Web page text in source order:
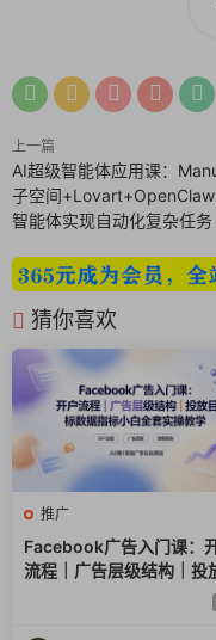
01、第一章：如何打造个
03、第三章：分析竞争
04、第四章：爆款IP起名
05、第五章：如何把简
07、第七章：借别人的
08、第八章：流量鼻祖
09、第九章：IP雏形：
10、第十章：“假动作”
11、第十一章：“新闻体”
上一篇
AI超级智能体应用课：
子空间+Lovart+OpenClaw
智能体实现自动化复杂任务
猜你喜欢
推广
Facebook广告入门课：
流程｜广告层级结构｜投
标数据指标小白全套实操